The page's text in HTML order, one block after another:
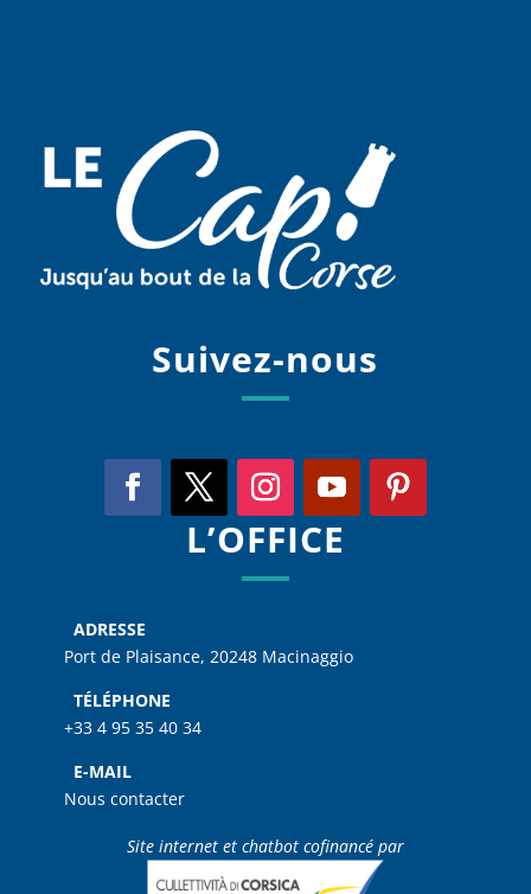
Suivez-nous
L’OFFICE
ADRESSE
Port de Plaisance, 20248 Macinaggio
TÉLÉPHONE
+33 4 95 35 40 34
E-MAIL
Nous contacter
Site internet et chatbot cofinancé par